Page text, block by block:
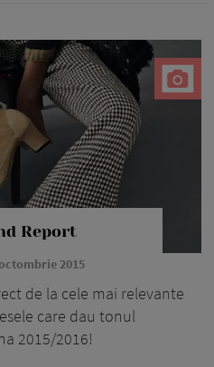
Report
2015
de la cele mai relevante
care dau tonul
2015/2016!